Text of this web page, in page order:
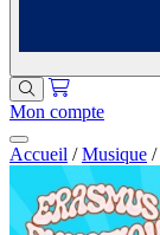
Mon compte
Accueil / Musique /